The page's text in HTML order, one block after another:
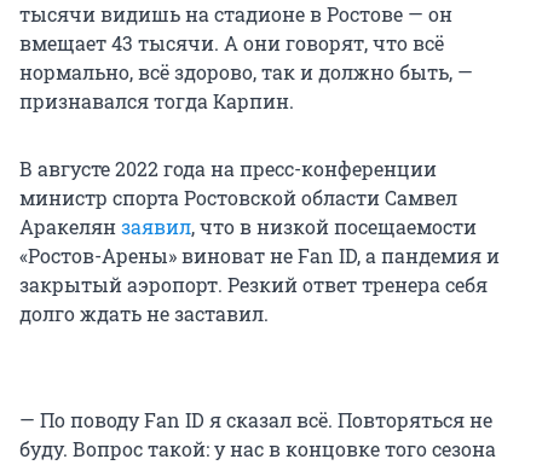
тысячи видишь на стадионе в Ростове — он
вмещает 43 тысячи. А они говорят, что всё
нормально, всё здорово, так и должно быть, —
признавался тогда Карпин.
В августе 2022 года на пресс-конференции
министр спорта Ростовской области Самвел
Аракелянзаявил, что в низкой посещаемости
«Ростов-Арены» виноват не Fan ID, а пандемия и
закрытый аэропорт. Резкий ответ тренера себя
долго ждать не заставил.
— По поводу Fan ID я сказал всё. Повторяться не
буду. Вопрос такой: у нас в концовке того сезона